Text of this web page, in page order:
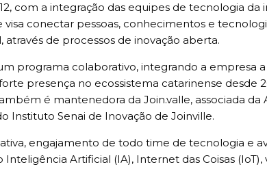
com a integração das equipes de tecnologia
visa conectar pessoas, conhecimentos e
através de processos de inovação aberta.
programa colaborativo, integrando a empresa
presença no ecossistema catarinense desde
é mantenedora da Join.valle, associada
Instituto Senai de Inovação de Joinville.
engajamento de todo time de tecnologia e
Inteligência Artificial (IA), Internet das Coisas